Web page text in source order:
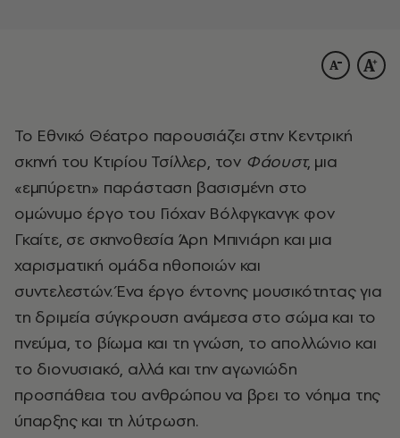
Το Εθνικό Θέατρο παρουσιάζει στην Κεντρική
σκηνή του Κτιρίου Τσίλλερ, τον Φάουστ, μια
«εμπύρετη» παράσταση βασισμένη στο
ομώνυμο έργο του Γιόχαν Βόλφγκανγκ φον
Γκαίτε, σε σκηνοθεσία Άρη Μπινιάρη και μια
χαρισματική ομάδα ηθοποιών και
συντελεστών. Ένα έργο έντονης μουσικότητας για
τη δριμεία σύγκρουση ανάμεσα στο σώμα και το
πνεύμα, το βίωμα και τη γνώση, το απολλώνιο και
το διονυσιακό, αλλά και την αγωνιώδη
προσπάθεια του ανθρώπου να βρει το νόημα της
ύπαρξης και τη λύτρωση.